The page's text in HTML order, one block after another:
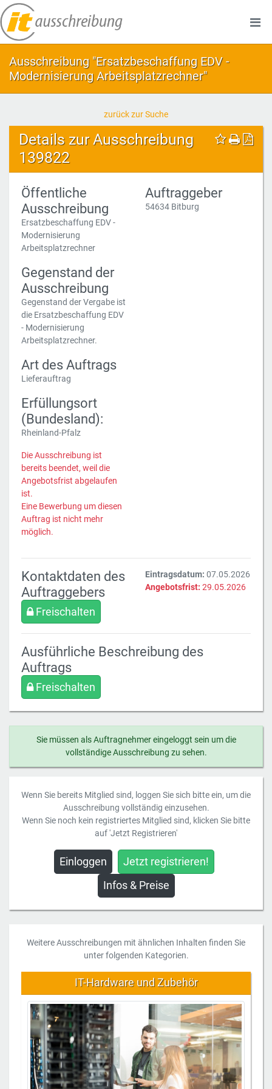
Ausschreibung "Ersatzbeschaffung EDV -
Modernisierung Arbeitsplatzrechner"
zurück zur Suche
Details zur Ausschreibung
139822
Öffentliche
Ausschreibung
Ersatzbeschaffung EDV -
Modernisierung
Arbeitsplatzrechner
Gegenstand der
Ausschreibung
Gegenstand der Vergabe ist
die Ersatzbeschaffung EDV
- Modernisierung
Arbeitsplatzrechner.
Art des Auftrags
Lieferauftrag
Erfüllungsort
(Bundesland):
Rheinland-Pfalz
Die Ausschreibung ist
bereits beendet, weil die
Angebotsfrist abgelaufen
ist.
Eine Bewerbung um diesen
Auftrag ist nicht mehr
möglich.
Auftraggeber
54634 Bitburg
Kontaktdaten des
Auftraggebers
Freischalten
Eintragsdatum: 07.05.2026
Angebotsfrist: 29.05.2026
Ausführliche Beschreibung des
Auftrags
Freischalten
Sie müssen als Auftragnehmer eingeloggt sein um die
vollständige Ausschreibung zu sehen.
Wenn Sie bereits Mitglied sind, loggen Sie sich bitte ein, um die
Ausschreibung vollständig einzusehen.
Wenn Sie noch kein registriertes Mitglied sind, klicken Sie bitte
auf 'Jetzt Registrieren'
Einloggen
Jetzt registrieren!
Infos & Preise
Weitere Ausschreibungen mit ähnlichen Inhalten finden Sie
unter folgenden Kategorien.
IT-Hardware und Zubehör